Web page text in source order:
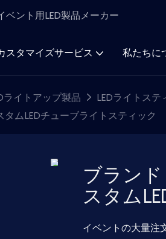
ント用LED製品メーカー
スタマイズサービス 私たちに
ライトアップ製品
LEDライトステ
ムLEDチューブライトスティック
ブラン
スタム
イベントの大量注